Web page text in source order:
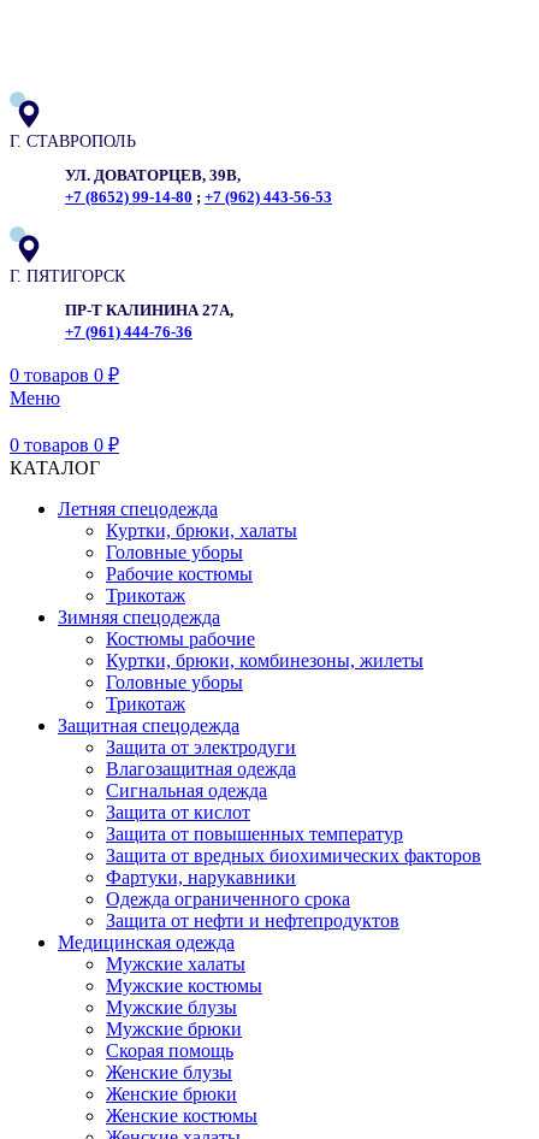
Г. СТАВРОПОЛЬ
УЛ. ДОВАТОРЦЕВ, 39В,
+7 (8652) 99-14-80 ; +7 (962) 443-56-53
Г. ПЯТИГОРСК
ПР-Т КАЛИНИНА 27А,
+7 (961) 444-76-36
0 товаров 0 ₽
Меню
0 товаров 0 ₽
КАТАЛОГ
Летняя спецодежда
Куртки, брюки, халаты
Головные уборы
Рабочие костюмы
Трикотаж
Зимняя спецодежда
Костюмы рабочие
Куртки, брюки, комбинезоны, жилеты
Головные уборы
Трикотаж
Защитная спецодежда
Защита от электродуги
Влагозащитная одежда
Сигнальная одежда
Защита от кислот
Защита от повышенных температур
Защита от вредных биохимических факторов
Фартуки, нарукавники
Одежда ограниченного срока
Защита от нефти и нефтепродуктов
Медицинская одежда
Мужские халаты
Мужские костюмы
Мужские блузы
Мужские брюки
Скорая помощь
Женские блузы
Женские брюки
Женские костюмы